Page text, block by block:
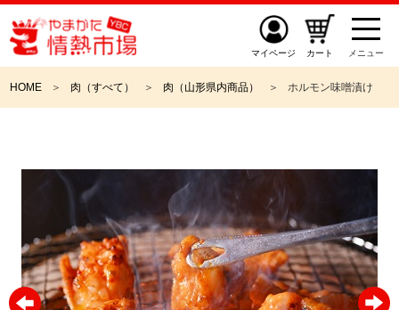
マイページ カート メニュー
HOME 肉（すべて） 肉（山形県内商品） ホルモン味噌漬け